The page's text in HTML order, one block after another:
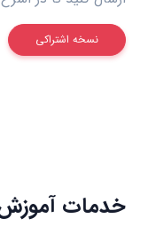
نسخه اشتراکی
خدمات آموزش